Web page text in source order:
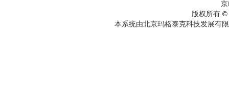
京
版权所有 ©
本系统由北京玛格泰克科技发展有